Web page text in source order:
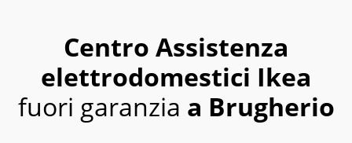
Centro Assistenza
elettrodomestici Ikea
fuori garanzia a Brugherio